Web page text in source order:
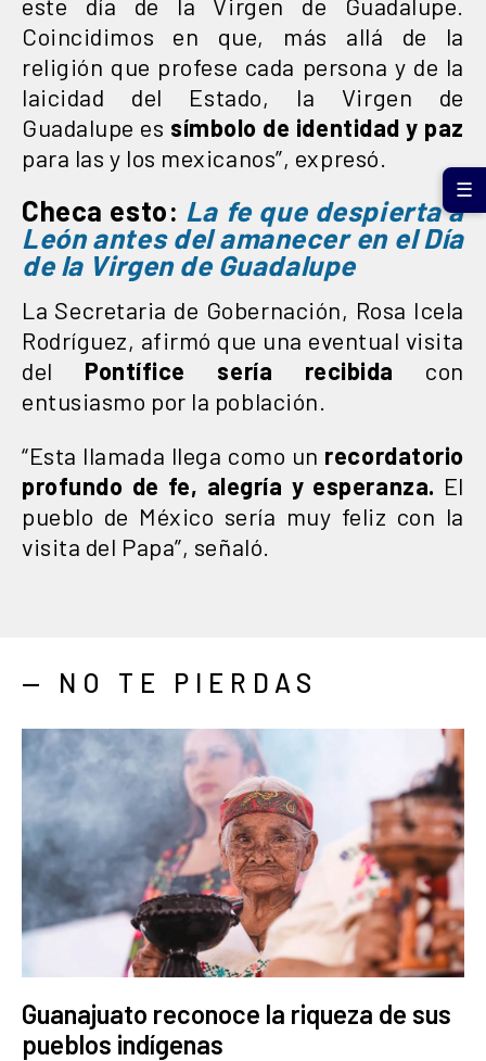
Coincidimos en que, más allá de la
religión que profese cada persona y de la
laicidad del Estado, la Virgen de
Guadalupe es símbolo de identidad y paz
para las y los mexicanos”, expresó.
Checa esto: La fe que despierta a
León antes del amanecer en el Día
de la Virgen de Guadalupe
La Secretaria de Gobernación, Rosa Icela
Rodríguez, afirmó que una eventual visita
del Pontífice sería recibida con
entusiasmo por la población.
“Esta llamada llega como un recordatorio
profundo de fe, alegría y esperanza. El
pueblo de México sería muy feliz con la
visita del Papa”, señaló.
— NO TE PIERDAS
Guanajuato reconoce la riqueza de sus
pueblos indígenas
☰